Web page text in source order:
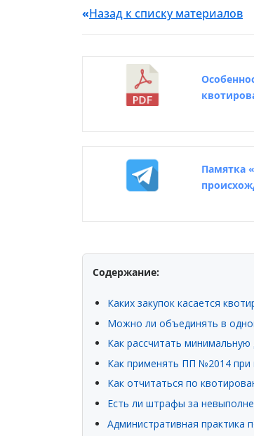
«Назад к списку материалов
Памятка
Содержание:
Каких закупок касается
Можно ли объединять в
Как рассчитать
Как применять ПП №2014 при
Как отчитаться по
Есть ли штрафы за
Административная практика